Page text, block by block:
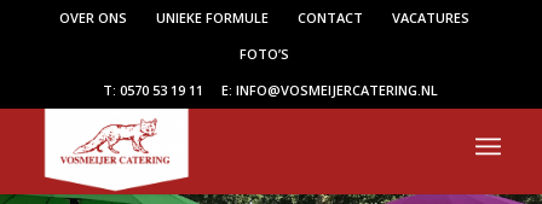
OVER ONS UNIEKE FORMULE CONTACT
VACATURES
FOTO’S
T: 0570 53 19 11
E: INFO@VOSMEIJERCATERING.NL